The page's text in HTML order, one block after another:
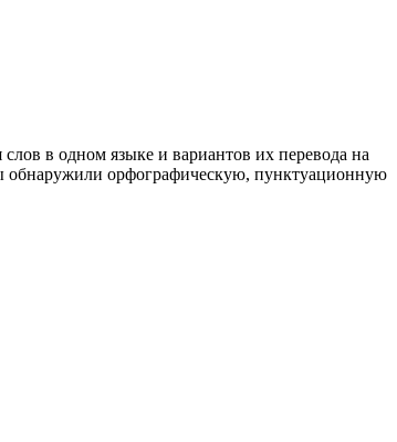
в одном языке и вариантов их перевода на
обнаружили орфографическую, пунктуационную